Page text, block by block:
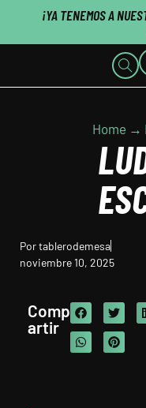
¡YA TENEMOS A
Home →
Portablerodemesa
noviembre 10, 2025
Comp
artir